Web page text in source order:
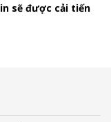
sẽ được cải tiến